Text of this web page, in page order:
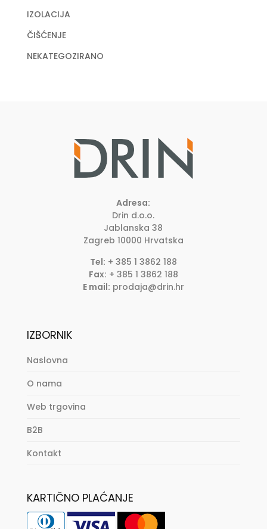
IZOLACIJA
ČIŠĆENJE
NEKATEGOZIRANO
Adresa:
Drin d.o.o.
Jablanska 38
Zagreb 10000 Hrvatska
Tel: + 385 1 3862 188
Fax: + 385 1 3862 188
E mail: prodaja@drin.hr
IZBORNIK
Naslovna
O nama
Web trgovina
B2B
Kontakt
KARTIČNO PLAĆANJE